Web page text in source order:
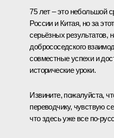
75 лет – это небольшой
России и Китая, но за
серьёзных результатов,
добрососедского
совместные успехи и
исторические уроки.
Извините, пожалуйста,
переводчику, чувствую
что здесь уже все по-